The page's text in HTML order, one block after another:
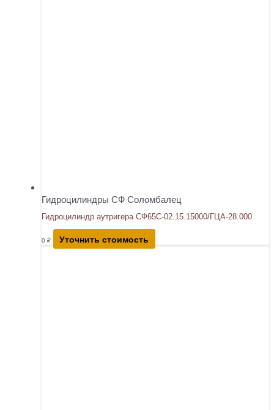
Гидроцилиндры СФ Соломбалец
Гидроцилиндр аутригера СФ65С-02.15.15000/ГЦА-28.000
0 ₽ Уточнить стоимость